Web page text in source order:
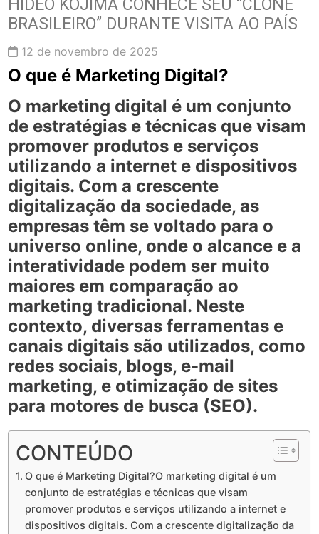
HIDEO KOJIMA CONHECE SEU “CLONE
BRASILEIRO” DURANTE VISITA AO PAÍS
12 de novembro de 2025
O que é Marketing Digital?
O marketing digital é um conjunto
de estratégias e técnicas que visam
promover produtos e serviços
utilizando a internet e dispositivos
digitais. Com a crescente
digitalização da sociedade, as
empresas têm se voltado para o
universo online, onde o alcance e a
interatividade podem ser muito
maiores em comparação ao
marketing tradicional. Neste
contexto, diversas ferramentas e
canais digitais são utilizados, como
redes sociais, blogs, e-mail
marketing, e otimização de sites
para motores de busca (SEO).
CONTEÚDO
O que é Marketing Digital?O marketing digital é um
conjunto de estratégias e técnicas que visam
promover produtos e serviços utilizando a internet e
dispositivos digitais. Com a crescente digitalização da